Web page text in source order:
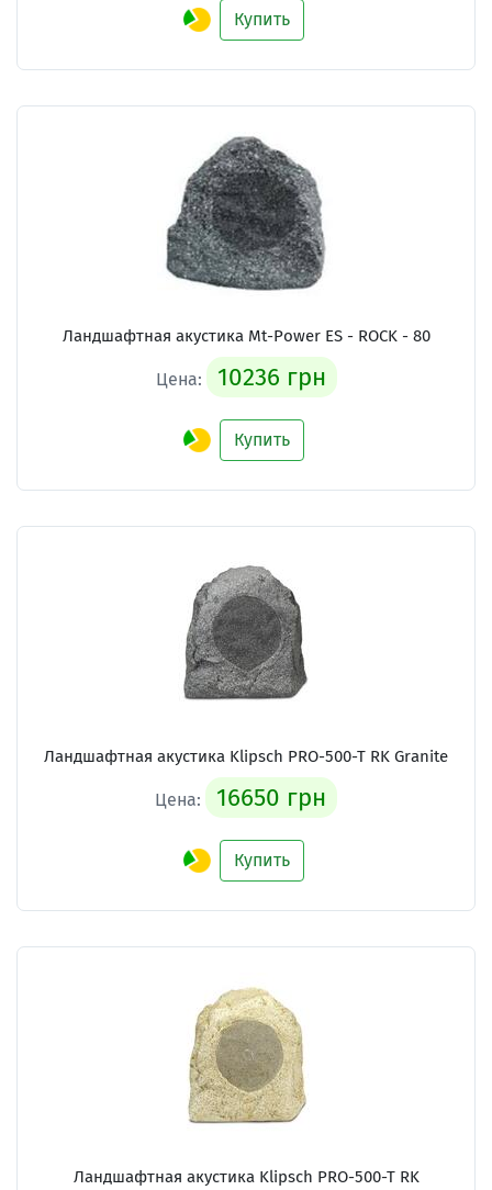
Купить
Ландшафтная акустика Mt-Power ES - ROCK - 80
Цена: 10236 грн
Купить
Ландшафтная акустика Klipsch PRO-500-T RK Granite
Цена: 16650 грн
Купить
Ландшафтная акустика Klipsch PRO-500-T RK